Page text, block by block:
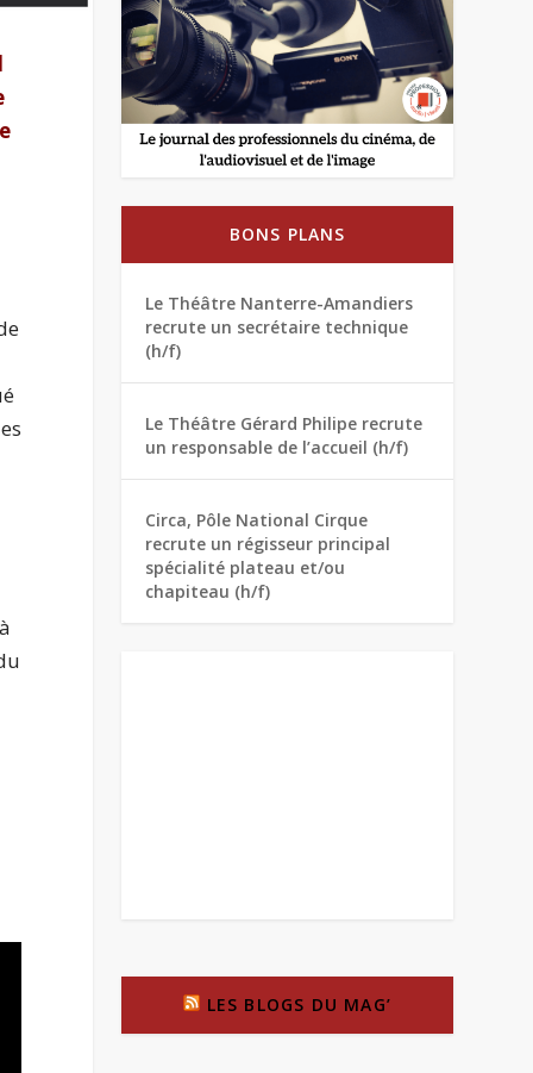
BONS PLANS
Le Théâtre Nanterre-Amandiers
recrute un secrétaire technique
(h/f)
Le Théâtre Gérard Philipe recrute
un responsable de l’accueil (h/f)
Circa, Pôle National Cirque
recrute un régisseur principal
spécialité plateau et/ou
chapiteau (h/f)
LES BLOGS DU MAG’